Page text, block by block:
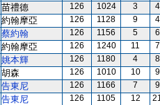
苗禮德 126 1024 3
約翰摩亞 126 1128 9
蔡約翰 126 1156 5
約翰摩亞 126 1240 11
姚本輝 126 1180 4
胡森 126 1010 10
告東尼 126 1166 7
告東尼 126 1105 12